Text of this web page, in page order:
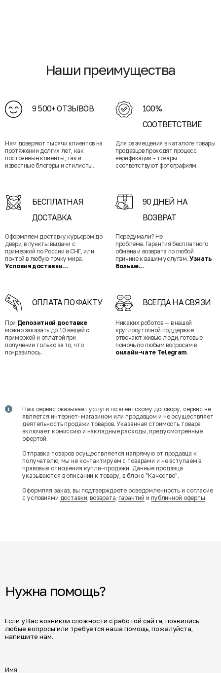
Наши преимущества
9 500+ ОТЗЫВОВ
Нам доверяют тысячи клиентов на
протяжении долгих лет, как
постоянные клиенты, так и
известные блогеры и стилисты.
100%
СООТВЕТСТВИЕ
Для размещения в каталоге товары
продавцов проходят процесс
верификации - товары
соответствуют фотографиям.
БЕСПЛАТНАЯ
ДОСТАВКА
Оформляем доставку курьером до
двери, в пункты выдачи с
примеркой по России и СНГ, или
почтой в любую точку мира.
Условия доставки...
90 ДНЕЙ НА
ВОЗВРАТ
Передумали? Не
проблема. Гарантия бесплатного
обмена и возврата по любой
причине к вашим услугам. Узнать
больше...
ОПЛАТА ПО ФАКТУ
При Депозитной доставке
можно заказать до 10 вещей с
примеркой и оплатой при
получении только за то, что
понравилось.
ВСЕГДА НА СВЯЗИ
Никаких роботов — в нашей
круглосуточной поддержке
отвечают живые люди, готовые
помочь по любым вопросам в
онлайн-чате Telegram.
Наш сервис оказывает услуги по агентскому договору, сервис не
является интернет-магазином или продавцом и не осуществляет
деятельность продажи товаров. Указанная стоимость товара
включает комиссию и накладные расходы, предусмотренные
офертой.
Отправка товаров осуществляется напрямую от продавца к
получателю, мы не контактируем с товарами и не вступаем в
правовые отношения купли-продажи. Данные продавца
указываются в описании к товару, в блоке "Качество".
Оформляя заказ, вы подтверждаете осведомленность и согласие
с условиями доставки,возврата,гарантий и публичной оферты.
Нужна помощь?
Если у Вас возникли сложности с работой сайта, появились
любые вопросы или требуется наша помощь, пожалуйста,
напишите нам.
Имя